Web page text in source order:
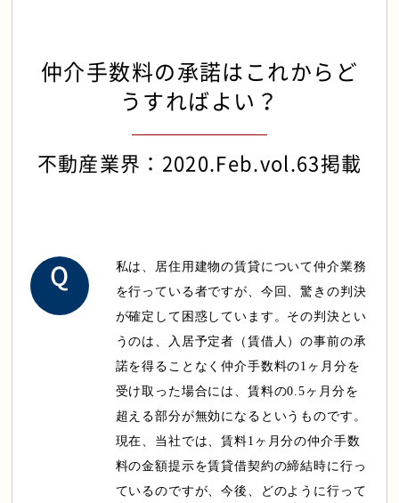
仲介手数料の承諾はこれからど
うすればよい？
不動産業界：2020.Feb.vol.63掲載
私は、居住用建物の賃貸について仲介業務
を行っている者ですが、今回、驚きの判決
が確定して困惑しています。その判決とい
うのは、入居予定者（賃借人）の事前の承
諾を得ることなく仲介手数料の1ヶ月分を
受け取った場合には、賃料の0.5ヶ月分を
超える部分が無効になるというものです。
現在、当社では、賃料1ヶ月分の仲介手数
料の金額提示を賃貸借契約の締結時に行っ
ているのですが、今後、どのように行って